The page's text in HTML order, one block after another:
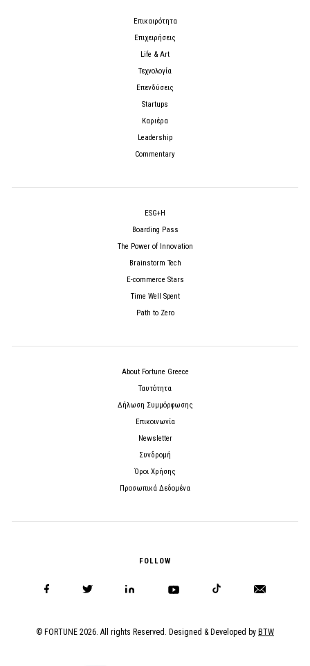
Επικαιρότητα
Επιχειρήσεις
Life & Art
Τεχνολογία
Επενδύσεις
Startups
Καριέρα
Leadership
Commentary
ESG+H
Boarding Pass
The Power of Innovation
Brainstorm Tech
E-commerce Stars
Time Well Spent
Path to Zero
About Fortune Greece
Ταυτότητα
Δήλωση Συμμόρφωσης
Επικοινωνία
Newsletter
Συνδρομή
Όροι Χρήσης
Προσωπικά Δεδομένα
FOLLOW
© FORTUNE 2026. All rights Reserved. Designed & Developed by BTW